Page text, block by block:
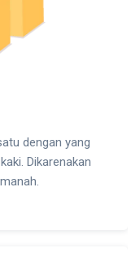
dengan yang
Dikarenakan